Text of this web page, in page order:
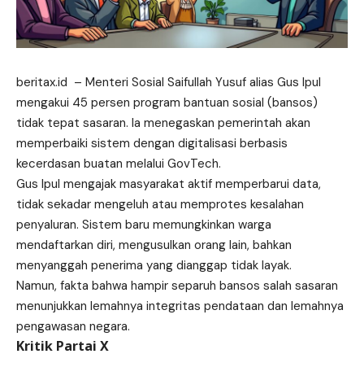
beritax.id – Menteri Sosial Saifullah Yusuf alias Gus Ipul
mengakui 45 persen program bantuan sosial (bansos)
tidak tepat sasaran. Ia menegaskan pemerintah akan
memperbaiki sistem dengan digitalisasi berbasis
kecerdasan buatan melalui GovTech.
Gus Ipul mengajak masyarakat aktif memperbarui data,
tidak sekadar mengeluh atau memprotes kesalahan
penyaluran. Sistem baru memungkinkan warga
mendaftarkan diri, mengusulkan orang lain, bahkan
menyanggah penerima yang dianggap tidak layak.
Namun, fakta bahwa hampir separuh bansos salah sasaran
menunjukkan lemahnya integritas pendataan dan lemahnya
pengawasan negara.
Kritik Partai X